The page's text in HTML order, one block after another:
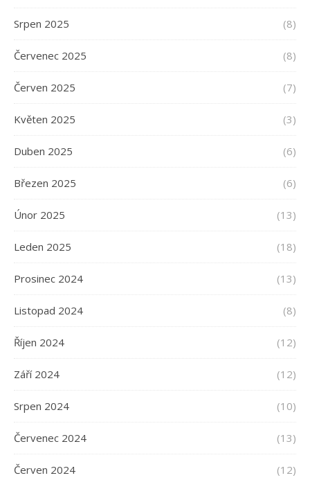
Srpen 2025 (8)
Červenec 2025 (8)
Červen 2025 (7)
Květen 2025 (3)
Duben 2025 (6)
Březen 2025 (6)
Únor 2025 (13)
Leden 2025 (18)
Prosinec 2024 (13)
Listopad 2024 (8)
Říjen 2024 (12)
Září 2024 (12)
Srpen 2024 (10)
Červenec 2024 (13)
Červen 2024 (12)